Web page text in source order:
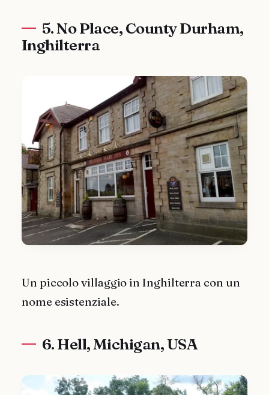
5. No Place, County Durham,
Inghilterra
Un piccolo villaggio in Inghilterra con un
nome esistenziale.
6. Hell, Michigan, USA